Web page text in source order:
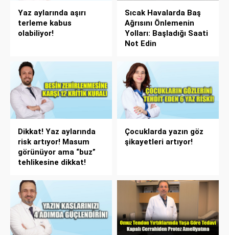
Yaz aylarında aşırı
terleme kabus
olabiliyor!
Sıcak Havalarda Baş
Ağrısını Önlemenin
Yolları: Başladığı Saati
Not Edin
Dikkat! Yaz aylarında
risk artıyor! Masum
görünüyor ama “buz”
tehlikesine dikkat!
Çocuklarda yazın göz
şikayetleri artıyor!